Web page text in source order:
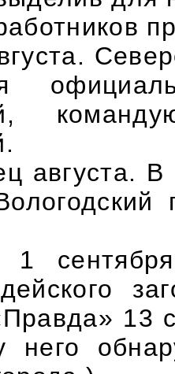
В
13
него